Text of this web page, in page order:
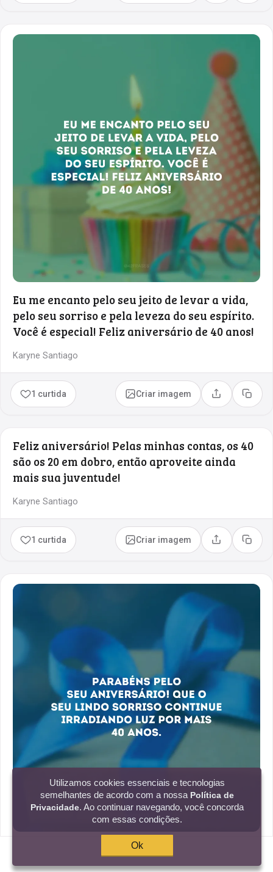
Eu me encanto pelo seu jeito de levar a vida,
pelo seu sorriso e pela leveza do seu espírito.
Você é especial! Feliz aniversário de 40 anos!
Karyne Santiago
1 curtida Criar imagem Compartilhar
Copiar
Feliz aniversário! Pelas minhas contas, os 40
são os 20 em dobro, então aproveite ainda
mais sua juventude!
Karyne Santiago
1 curtida Criar imagem Compartilhar
Copiar
Parabéns pelo seu aniversário! Que o seu
lindo sorriso continue irradiando luz por
Utilizamos cookies essenciais e tecnologias
semelhantes de acordo com a nossa Política de
Privacidade. Ao continuar navegando, você concorda
com essas condições.
Ok